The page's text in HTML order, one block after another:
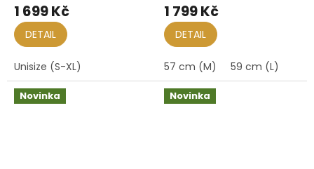
1 699 Kč
DETAIL
Unisize (S-XL)
1 799 Kč
DETAIL
57 cm (M) 59 cm (L)
Novinka Novinka